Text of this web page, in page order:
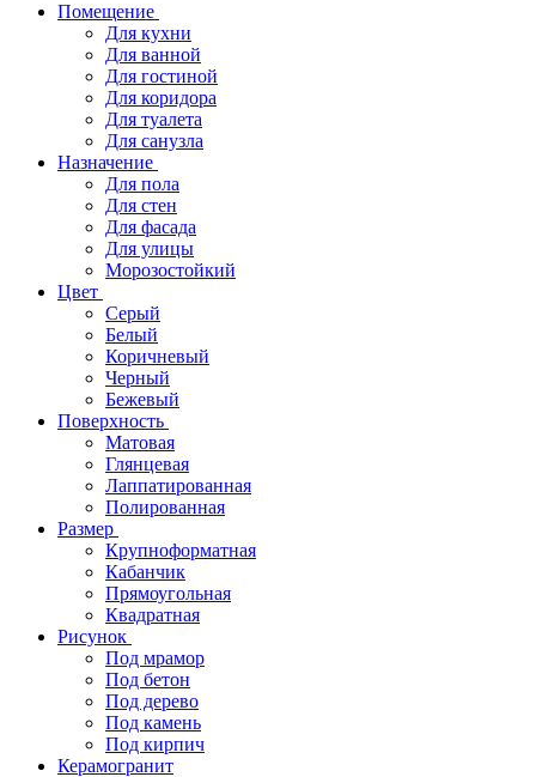
Помещение
Для кухни
Для ванной
Для гостиной
Для коридора
Для туалета
Для санузла
Назначение
Для пола
Для стен
Для фасада
Для улицы
Морозостойкий
Цвет
Серый
Белый
Коричневый
Черный
Бежевый
Поверхность
Матовая
Глянцевая
Лаппатированная
Полированная
Размер
Крупноформатная
Кабанчик
Прямоугольная
Квадратная
Рисунок
Под мрамор
Под бетон
Под дерево
Под камень
Под кирпич
Керамогранит